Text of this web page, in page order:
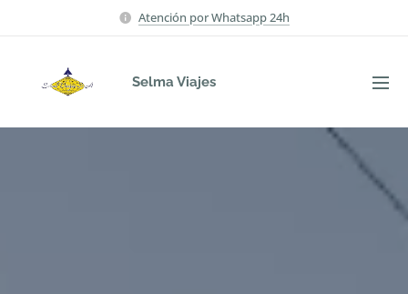
Atención por Whatsapp 24h
Selma Viajes